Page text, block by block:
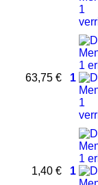
63,75 € 1
1,40 € 1